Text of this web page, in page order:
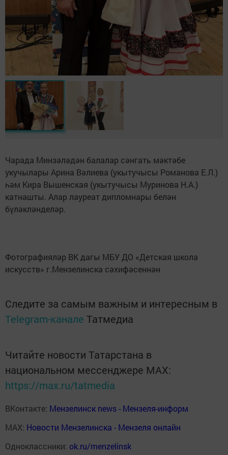
Чарада Минзәләдән балалар сәнгать мәктәбе
укучылары Арина Вәлиева (укытучысы Романова Е.Л.)
һәм Кира Вышенская (укытучысы Муринова Н.А.)
катнашты. Алар лауреат дипломнары белән
бүләкләнделәр.
Фотографияләр ВК дагы МБУ ДО «Детская школа
искусств» г.Мензелинска сәхифәсеннән
Следите за самым важным и интересным в
Telegram-канале Татмедиа
Читайте новости Татарстана в
национальном мессенджере MАХ:
https://max.ru/tatmedia
ВКонтакте: Мензелинск news - Мензеля-информ
MAX: Новости Мензелинска - Мензеля онлайн
Одноклассники: ok.ru/menzelinsk